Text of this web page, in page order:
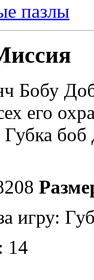
пазлы
Бобу
его
Губка
игру:
14